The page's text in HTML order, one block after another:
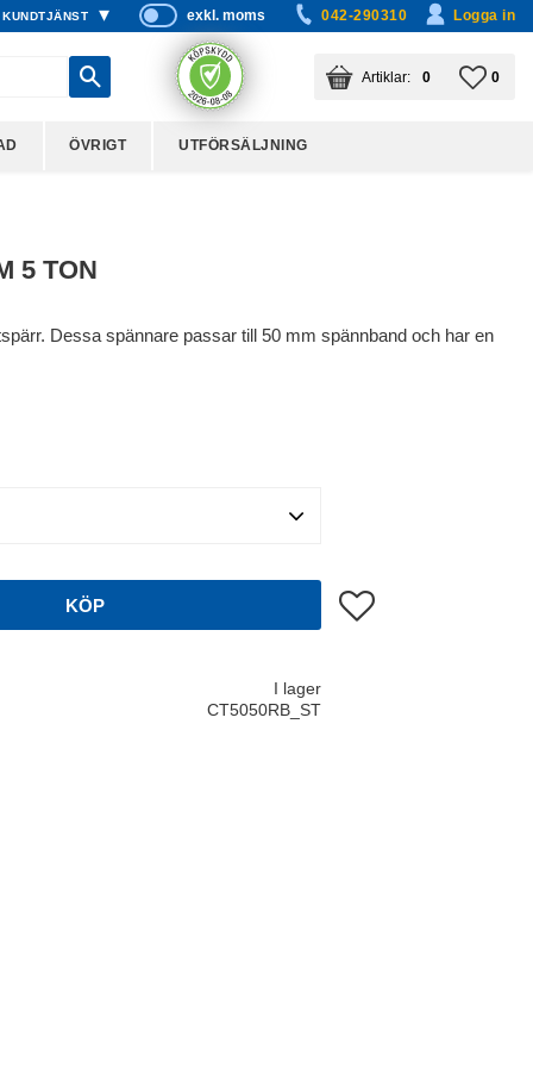
KUNDTJÄNST
P
exkl. moms 042-290310 Logga in
0
KUNDVAGN
ANTAL PRODUKTER:
0
ÖVRIGT UTFÖRSÄLJNING
5 TON
Dessa spännare passar till 50 mm spännband och har en
KÖP Lägg till i favoriter
I lager
CT5050RB_ST